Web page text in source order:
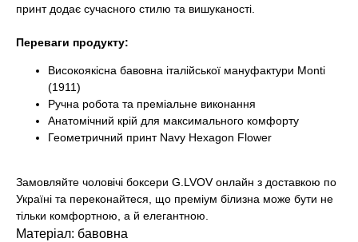
принт додає сучасного стилю та вишуканості.
Переваги продукту:
Високоякісна бавовна італійської мануфактури Monti
(1911)
Ручна робота та преміальне виконання
Анатомічний крій для максимального комфорту
Геометричний принт Navy Hexagon Flower
Замовляйте чоловічі боксери G.LVOV онлайн з доставкою по
Україні та переконайтеся, що преміум білизна може бути не
тільки комфортною, а й елегантною.
Матеріал: бавовна